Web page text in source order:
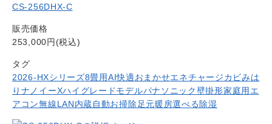
CS-256DHX-C
販売価格
253,000円(税込)
タグ
2026-HXシリーズ8畳用AI快適おまかせエネチャージカビみは
り ナノイーXハイグレードモデルパナソニック壁掛形家庭用エ
アコン無線LAN内蔵自動お掃除 足元暖房選べる除湿